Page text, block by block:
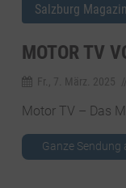
Salzburg Magazin
MOTOR TV
Fr., 7. März. 2025
Motor TV – Das
Ganze Sendung